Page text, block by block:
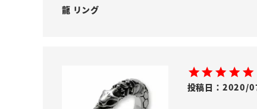
龍 リング
投稿日 2020/